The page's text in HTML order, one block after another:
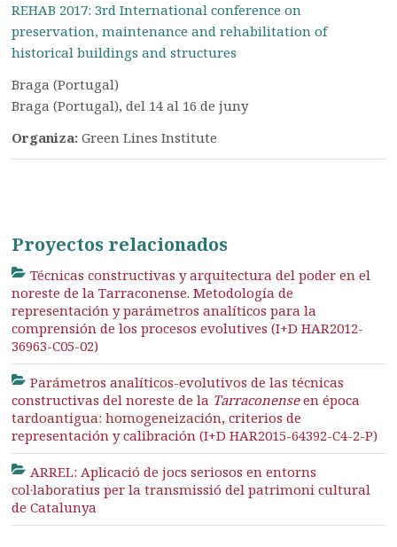
REHAB 2017: 3rd International conference on
preservation, maintenance and rehabilitation of
historical buildings and structures
Braga (Portugal)
Braga (Portugal), del 14 al 16 de juny
Organiza:Green Lines Institute
Proyectos relacionados
Técnicas constructivas y arquitectura del poder en el
noreste de la Tarraconense. Metodología de
representación y parámetros analíticos para la
comprensión de los procesos evolutives (I+D HAR2012-
36963-C05-02)
Parámetros analíticos-evolutivos de las técnicas
constructivas del noreste de la Tarraconenseen época
tardoantigua: homogeneización, criterios de
representación y calibración (I+D HAR2015-64392-C4-2-P)
ARREL: Aplicació de jocs seriosos en entorns
col·laboratius per la transmissió del patrimoni cultural
de Catalunya